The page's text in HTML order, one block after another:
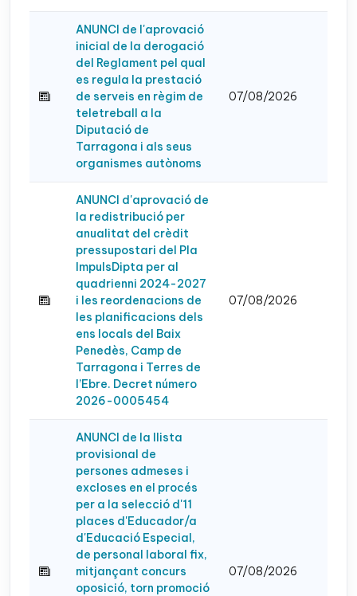
ANUNCI de l'aprovació
inicial de la derogació
del Reglament pel qual
es regula la prestació
de serveis en règim de
teletreball a la
Diputació de
Tarragona i als seus
organismes autònoms
07/08/2026
ANUNCI d'aprovació de
la redistribució per
anualitat del crèdit
pressupostari del Pla
ImpulsDipta per al
quadrienni 2024-2027
i les reordenacions de
les planificacions dels
ens locals del Baix
Penedès, Camp de
Tarragona i Terres de
l’Ebre. Decret número
2026-0005454
07/08/2026
ANUNCI de la llista
provisional de
persones admeses i
excloses en el procés
per a la selecció d'11
places d'Educador/a
d'Educació Especial,
de personal laboral fix,
mitjançant concurs
oposició, torn promoció
07/08/2026